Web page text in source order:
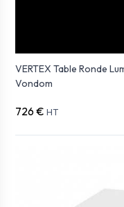
VERTEX Table Ronde
Vondom
726 € HT